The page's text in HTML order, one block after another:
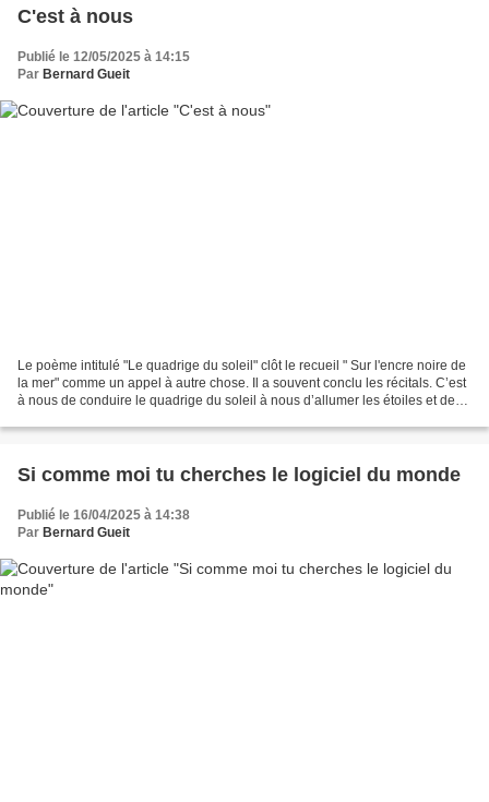
C'est à nous
Publié le 12/05/2025 à 14:15
Par Bernard Gueit
Le poème intitulé "Le quadrige du soleil" clôt le recueil " Sur l'encre noire de
la mer" comme un appel à autre chose. Il a souvent conclu les récitals. C’est
à nous de conduire le quadrige du soleil à nous d’allumer les étoiles et de
Si comme moi tu cherches le logiciel du monde
Publié le 16/04/2025 à 14:38
Par Bernard Gueit